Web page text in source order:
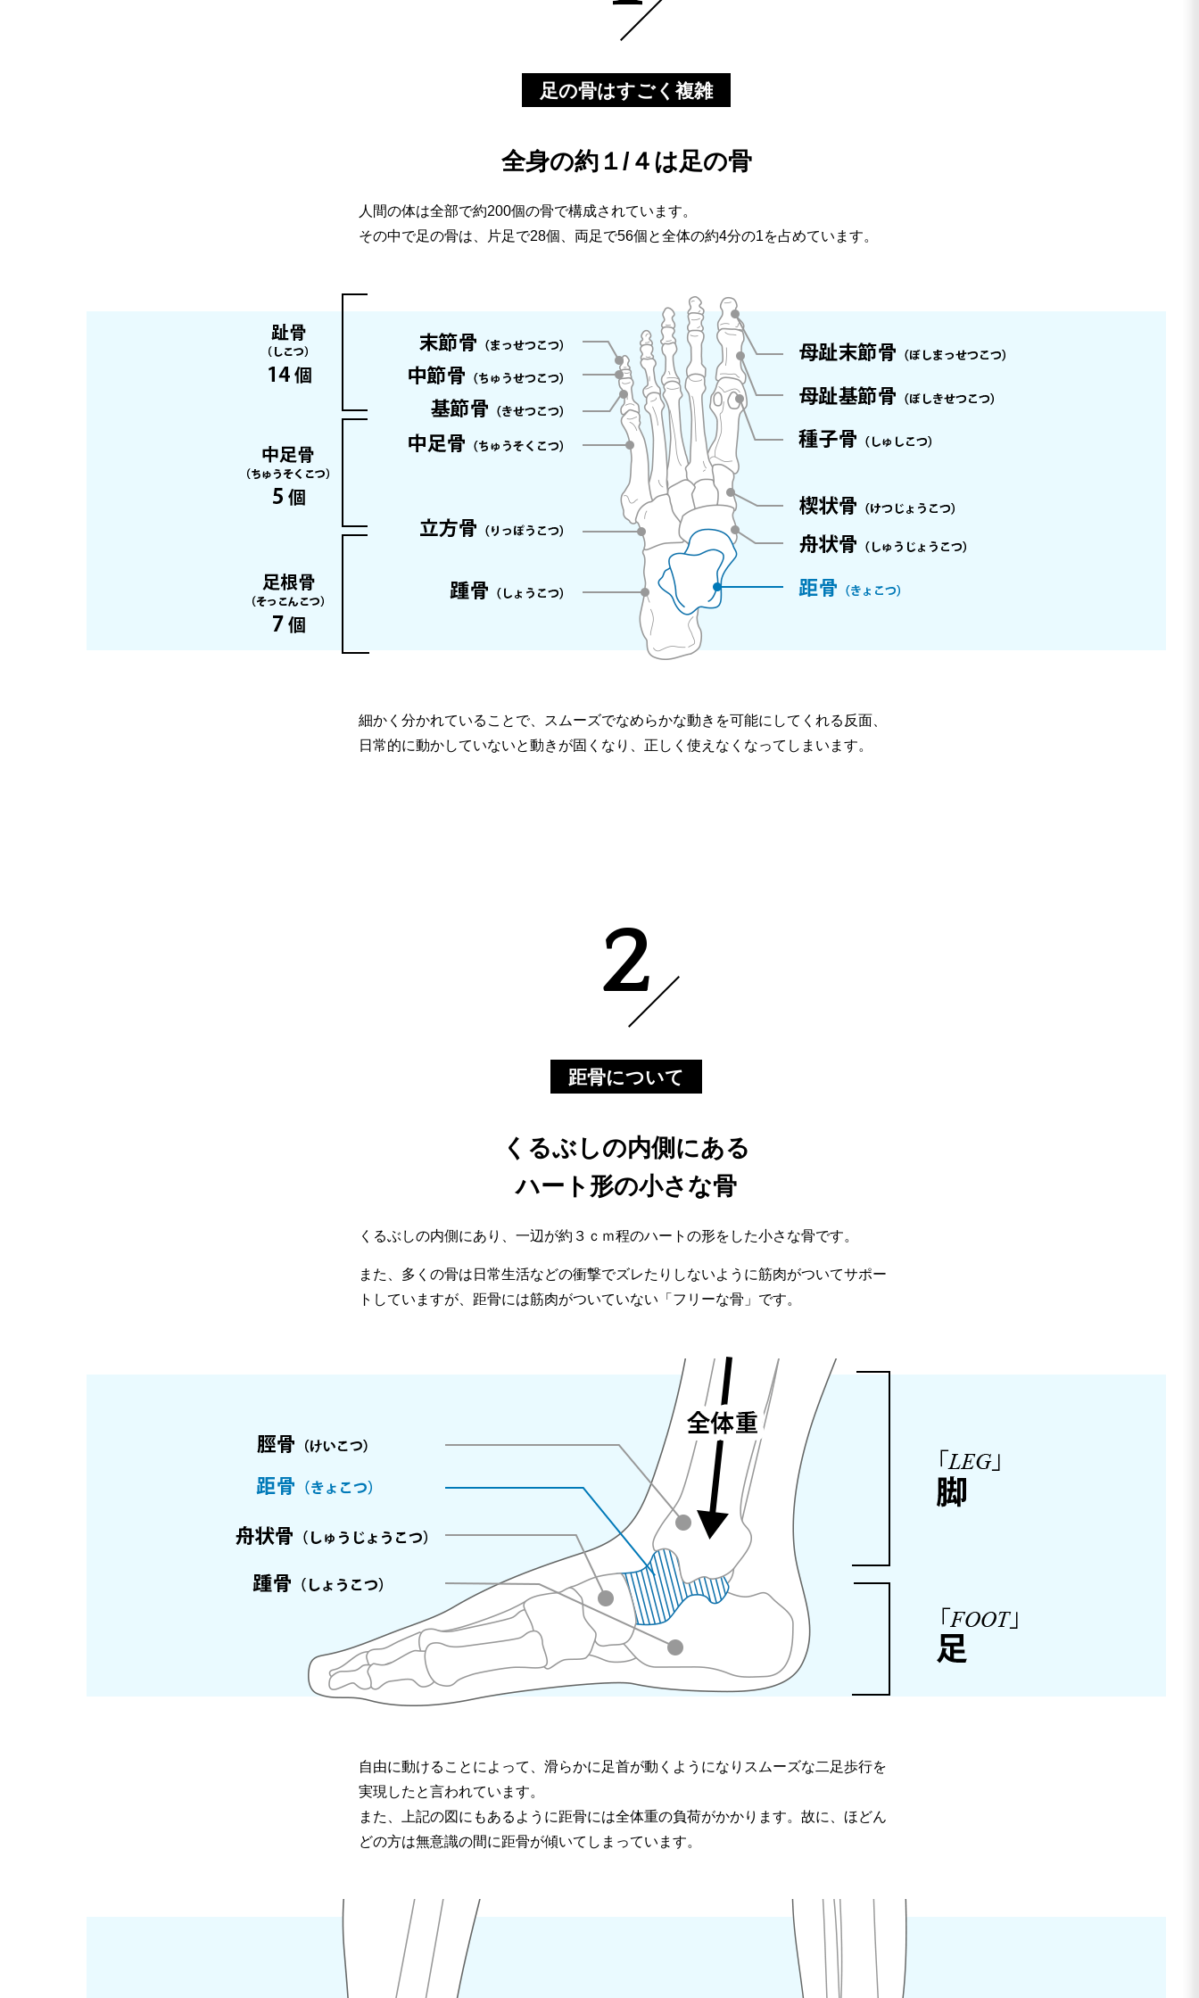
足の骨はすごく複雑
全身の約１/４は足の骨
人間の体は全部で約200個の骨で構成されています。
その中で足の骨は、片足で28個、両足で56個と全体の約4分の1を占めています。
細かく分かれていることで、スムーズでなめらかな動きを可能にしてくれる反面、
日常的に動かしていないと動きが固くなり、正しく使えなくなってしまいます。
2
距骨について
くるぶしの内側にある
ハート形の小さな骨
くるぶしの内側にあり、一辺が約３ｃｍ程のハートの形をした小さな骨です。
また、多くの骨は日常生活などの衝撃でズレたりしないように筋肉がついてサポー
トしていますが、距骨には筋肉がついていない「フリーな骨」です。
自由に動けることによって、滑らかに足首が動くようになりスムーズな二足歩行を
実現したと言われています。
また、上記の図にもあるように距骨には全体重の負荷がかかります。故に、ほどん
どの方は無意識の間に距骨が傾いてしまっています。